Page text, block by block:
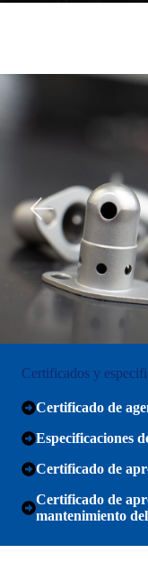
Certificados y
Certificado de
Especificaciones
Certificado de
Certificado de
mantenimiento